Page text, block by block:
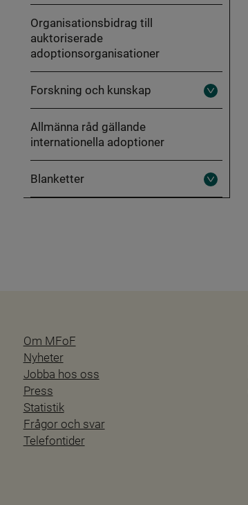
Organisationsbidrag till
auktoriserade
adoptionsorganisationer
Forskning och kunskap
Fäll
ut
Allmänna råd gällande
internationella adoptioner
Blanketter
Fäll
ut
Om MFoF
Nyheter
Jobba hos oss
Press
Statistik
Frågor och svar
Telefontider